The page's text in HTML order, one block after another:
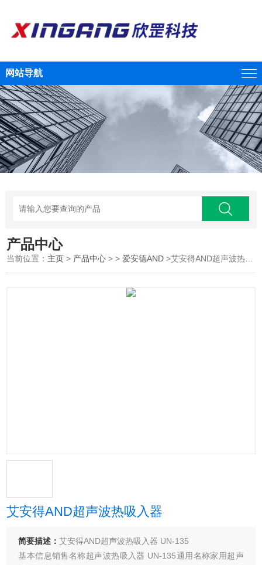
网站导航
产品中心
当前位置： 主页 > 产品中心 > >爱安德AND >艾安得AND超声波热吸入器
艾安得AND超声波热吸入器
简要描述：艾安得AND超声波热吸入器 UN-135
基本信息销售名称超声波热吸入器 UN-135通用名称家用超声